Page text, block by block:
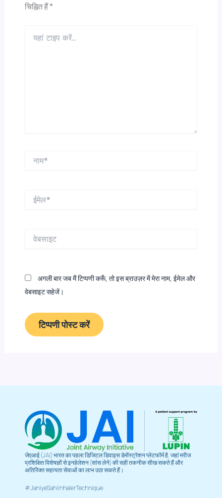
चिह्नित हैं*
टाइप
ईमेल*
वेबसाइट
अगली बार जब मैं टिप्पणी करूँ, तो इस ब्राउज़र में मेरा नाम, ईमेल और
वेबसाइट सहेजें।
जेएआई (JAI) भारत का पहला डिजिटल डिवाइस डेमोंस्ट्रेशन प्लेटफॉर्म है, जहां मरीज
प्रशिक्षित विशेषज्ञों से इनहेलेशन (सांस लेने) की सही तकनीक सीख सकते हैं और
अतिरिक्त सहायता सेवाओं का लाभ उठा सकते हैं।
#JaniyeSahiInhalerTechnique